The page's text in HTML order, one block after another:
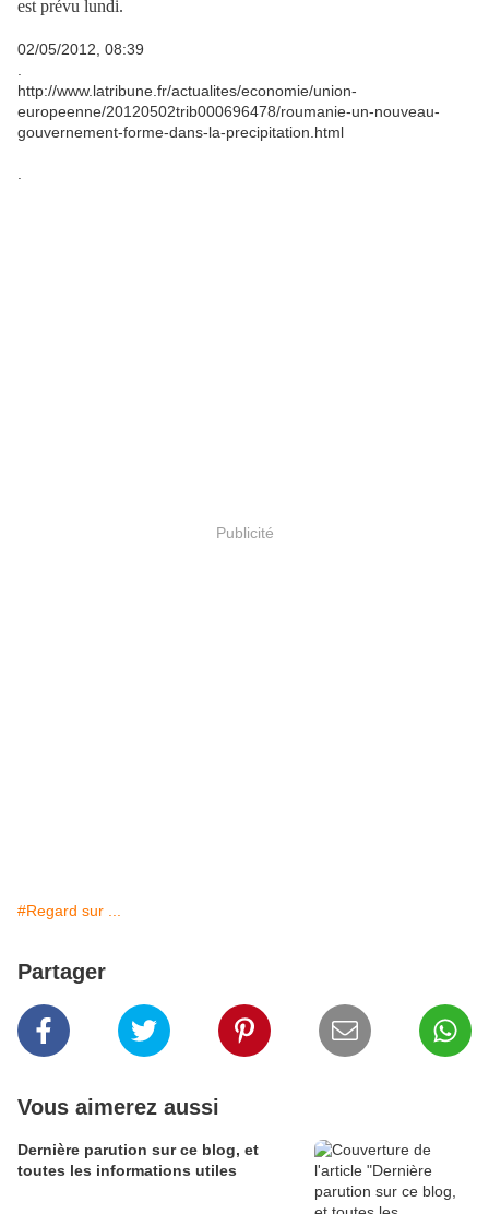
est prévu lundi.
02/05/2012, 08:39
http://www.latribune.fr/actualites/economie/union-
europeenne/20120502trib000696478/roumanie-un-nouveau-
gouvernement-forme-dans-la-precipitation.html
Publicité
#Regard sur ...
Partager
Vous aimerez aussi
Dernière parution sur ce blog, et
toutes les informations utiles